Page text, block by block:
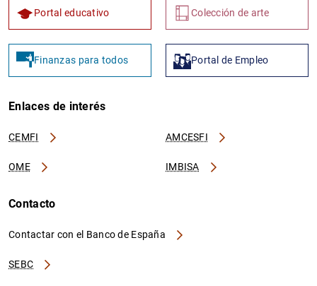
Portal educativo Colección de arte
Finanzas para todos Portal de Empleo
Enlaces de interés
CEMFI AMCESFI
OME IMBISA
Contacto
Contactar con el Banco de España
SEBC